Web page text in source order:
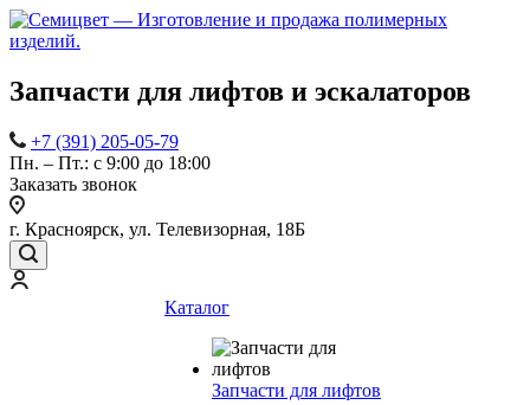
Запчасти для лифтов и эскалаторов
+7 (391) 205-05-79
Пн. – Пт.: с 9:00 до 18:00
Заказать звонок
г. Красноярск, ул. Телевизорная, 18Б
Каталог
Запчасти для лифтов